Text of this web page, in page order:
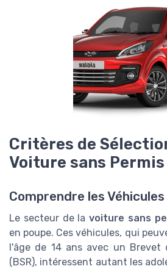
Critères de
Voiture sans Permis
Comprendre les
Le secteur de lavoiture sans
en poupe. Ces véhicules, qui
l'âge de 14 ans avec un Brevet
(BSR), intéressent autant les